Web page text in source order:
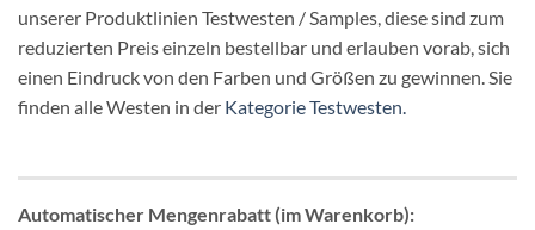
unserer Produktlinien Testwesten / Samples, diese sind zum
reduzierten Preis einzeln bestellbar und erlauben vorab, sich
einen Eindruck von den Farben und Größen zu gewinnen. Sie
finden alle Westen in der Kategorie Testwesten.
Automatischer Mengenrabatt (im Warenkorb):